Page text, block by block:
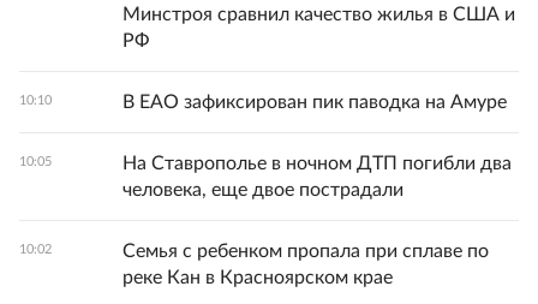
Минстроя сравнил качество жилья в США и
РФ
10:10 В ЕАО зафиксирован пик паводка на Амуре
10:05
На Ставрополье в ночном ДТП погибли два
человека, еще двое пострадали
10:02
Семья с ребенком пропала при сплаве по
реке Кан в Красноярском крае